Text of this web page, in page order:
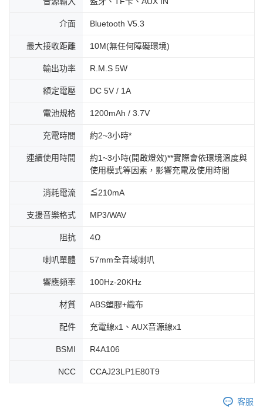
介面 Bluetooth V5.3
最大接收距離 10M(無任何障礙環境)
輸出功率 R.M.S 5W
額定電壓 DC 5V / 1A
電池規格 1200mAh / 3.7V
充電時間 約2~3小時*
連續使用時間
約1~3小時(開啟燈效)**實際會依環境溫度與
使用模式等因素，影響充電及使用時間
消耗電流 ≦210mA
支援音樂格式 MP3/WAV
阻抗 4Ω
喇叭單體 57mm全音域喇叭
響應頻率 100Hz-20KHz
材質 ABS塑膠+織布
配件 充電線x1、AUX音源線x1
BSMI R4A106
NCC CCAJ23LP1E80T9
客服